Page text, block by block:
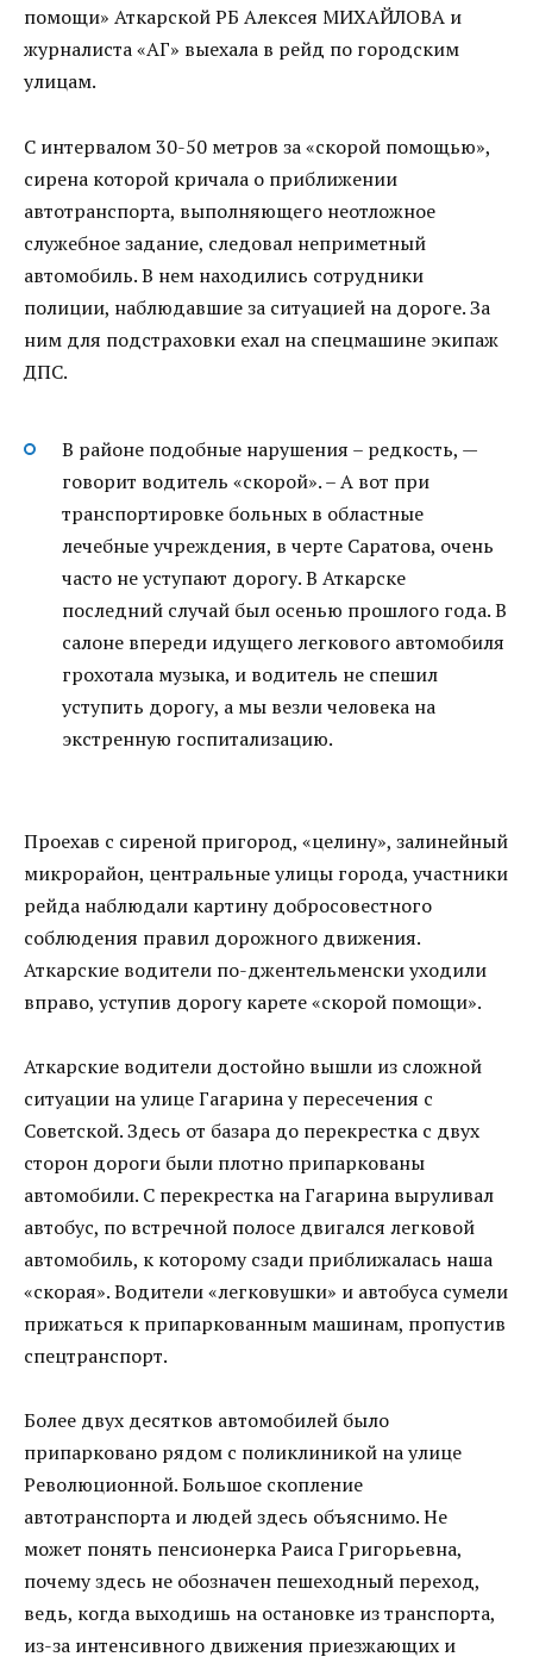
помощи» Аткарской РБ Алексея МИХАЙЛОВА и
журналиста «АГ» выехала в рейд по городским
улицам.
С интервалом 30-50 метров за «скорой помощью»,
сирена которой кричала о приближении
автотранспорта, выполняющего неотложное
служебное задание, следовал неприметный
автомобиль. В нем находились сотрудники
полиции, наблюдавшие за ситуацией на дороге. За
ним для подстраховки ехал на спецмашине экипаж
ДПС.
В районе подобные нарушения – редкость, —
говорит водитель «скорой». – А вот при
транспортировке больных в областные
лечебные учреждения, в черте Саратова, очень
часто не уступают дорогу. В Аткарске
последний случай был осенью прошлого года. В
салоне впереди идущего легкового автомобиля
грохотала музыка, и водитель не спешил
уступить дорогу, а мы везли человека на
экстренную госпитализацию.
Проехав с сиреной пригород, «целину», залинейный
микрорайон, центральные улицы города, участники
рейда наблюдали картину добросовестного
соблюдения правил дорожного движения.
Аткарские водители по-джентельменски уходили
вправо, уступив дорогу карете «скорой помощи».
Аткарские водители достойно вышли из сложной
ситуации на улице Гагарина у пересечения с
Советской. Здесь от базара до перекрестка с двух
сторон дороги были плотно припаркованы
автомобили. С перекрестка на Гагарина выруливал
автобус, по встречной полосе двигался легковой
автомобиль, к которому сзади приближалась наша
«скорая». Водители «легковушки» и автобуса сумели
прижаться к припаркованным машинам, пропустив
спецтранспорт.
Более двух десятков автомобилей было
припарковано рядом с поликлиникой на улице
Революционной. Большое скопление
автотранспорта и людей здесь объяснимо. Не
может понять пенсионерка Раиса Григорьевна,
почему здесь не обозначен пешеходный переход,
ведь, когда выходишь на остановке из транспорта,
из-за интенсивного движения приезжающих и